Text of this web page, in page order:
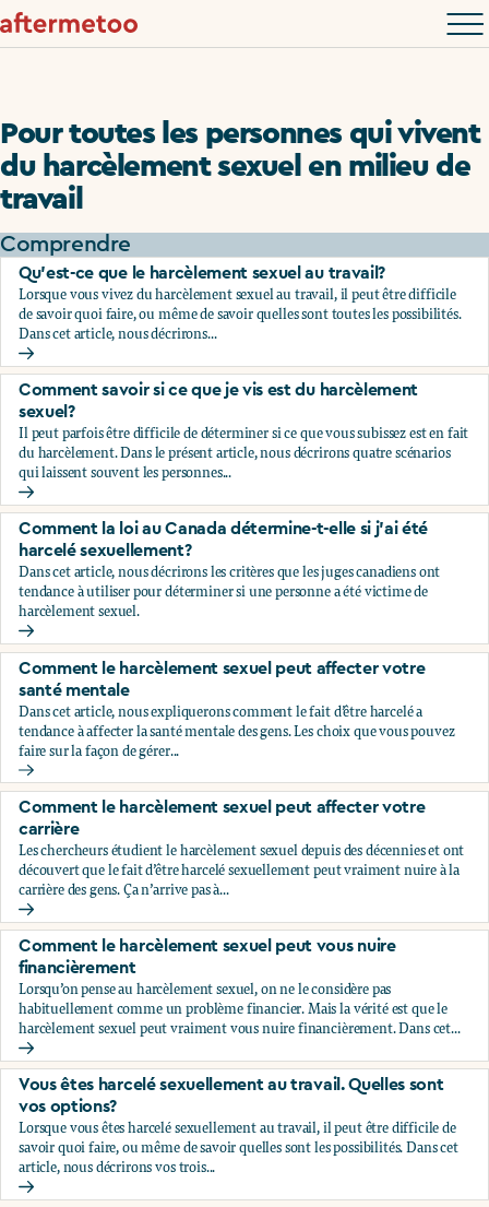
Pour toutes les personnes qui vivent
du harcèlement sexuel en milieu de
travail
Comprendre
Qu’est-ce que le harcèlement sexuel au travail?
Lorsque vous vivez du harcèlement sexuel au travail, il peut être difficile
de savoir quoi faire, ou même de savoir quelles sont toutes les possibilités.
Dans cet article, nous décrirons...
Qu’est-ce que le harcèlement sexuel au travail?
Comment savoir si ce que je vis est du harcèlement
sexuel?
Il peut parfois être difficile de déterminer si ce que vous subissez est en fait
du harcèlement. Dans le présent article, nous décrirons quatre scénarios
qui laissent souvent les personnes...
Comment savoir si ce que je vis est du harcèlement sexuel?
Comment la loi au Canada détermine-t-elle si j’ai été
harcelé sexuellement?
Dans cet article, nous décrirons les critères que les juges canadiens ont
tendance à utiliser pour déterminer si une personne a été victime de
harcèlement sexuel.
Comment la loi au Canada détermine-t-elle si j’ai été
Comment le harcèlement sexuel peut affecter votre
santé mentale
Dans cet article, nous expliquerons comment le fait d’être harcelé a
tendance à affecter la santé mentale des gens. Les choix que vous pouvez
faire sur la façon de gérer...
Comment le harcèlement sexuel peut affecter votre santé
Comment le harcèlement sexuel peut affecter votre
carrière
Les chercheurs étudient le harcèlement sexuel depuis des décennies et ont
découvert que le fait d’être harcelé sexuellement peut vraiment nuire à la
carrière des gens. Ça n’arrive pas à...
Comment le harcèlement sexuel peut affecter votre
Comment le harcèlement sexuel peut vous nuire
financièrement
Lorsqu’on pense au harcèlement sexuel, on ne le considère pas
habituellement comme un problème financier. Mais la vérité est que le
harcèlement sexuel peut vraiment vous nuire financièrement. Dans cet...
Comment le harcèlement sexuel peut vous nuire
Vous êtes harcelé sexuellement au travail. Quelles sont
vos options?
Lorsque vous êtes harcelé sexuellement au travail, il peut être difficile de
savoir quoi faire, ou même de savoir quelles sont les possibilités. Dans cet
article, nous décrirons vos trois...
Vous êtes harcelé sexuellement au travail. Quelles sont vos